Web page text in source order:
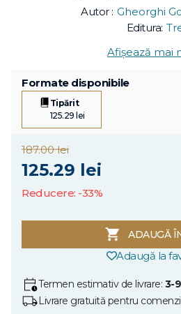
Autor : Gheorghi
Editura:
Afișează mai
Formate disponibile
Tipărit
125.29 lei
187.00 lei
125.29 lei
Reducere: -33%
ADAUGĂ
Adaugă la
Termen estimativ de livrare: 3-
Livrare gratuită pentru